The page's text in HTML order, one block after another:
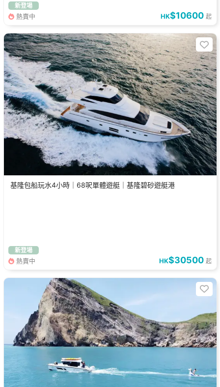
新登場
熱賣中 HK$10600 起
基隆包船玩水4小時｜68呎單體遊艇｜基隆碧砂遊艇港
新登場
熱賣中 HK$30500 起